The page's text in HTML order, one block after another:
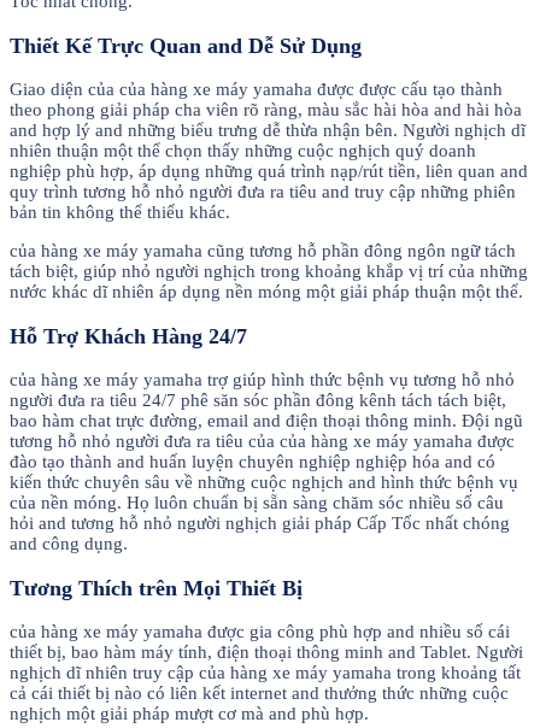
Thiết Kế Trực Quan and Dễ Sử Dụng
Giao diện của của hàng xe máy yamaha được được cấu tạo thành
theo phong giải pháp cha viên rõ ràng, màu sắc hài hòa and hài hòa
and hợp lý and những biểu trưng dễ thừa nhận bên. Người nghịch dĩ
nhiên thuận một thể chọn thấy những cuộc nghịch quý doanh
nghiệp phù hợp, áp dụng những quá trình nạp/rút tiền, liên quan and
quy trình tương hỗ nhỏ người đưa ra tiêu and truy cập những phiên
bản tin không thể thiếu khác.
của hàng xe máy yamaha cũng tương hỗ phần đông ngôn ngữ tách
tách biệt, giúp nhỏ người nghịch trong khoảng khắp vị trí của những
nước khác dĩ nhiên áp dụng nền móng một giải pháp thuận một thể.
Hỗ Trợ Khách Hàng 24/7
của hàng xe máy yamaha trợ giúp hình thức bệnh vụ tương hỗ nhỏ
người đưa ra tiêu 24/7 phê săn sóc phần đông kênh tách tách biệt,
bao hàm chat trực đường, email and điện thoại thông minh. Đội ngũ
tương hỗ nhỏ người đưa ra tiêu của của hàng xe máy yamaha được
đào tạo thành and huấn luyện chuyên nghiệp nghiệp hóa and có
kiến thức chuyên sâu về những cuộc nghịch and hình thức bệnh vụ
của nền móng. Họ luôn chuẩn bị sẵn sàng chăm sóc nhiều số câu
hỏi and tương hỗ nhỏ người nghịch giải pháp Cấp Tốc nhất chóng
and công dụng.
Tương Thích trên Mọi Thiết Bị
của hàng xe máy yamaha được gia công phù hợp and nhiều số cái
thiết bị, bao hàm máy tính, điện thoại thông minh and Tablet. Người
nghịch dĩ nhiên truy cập của hàng xe máy yamaha trong khoảng tất
cả cái thiết bị nào có liên kết internet and thưởng thức những cuộc
nghịch một giải pháp mượt cơ mà and phù hợp.